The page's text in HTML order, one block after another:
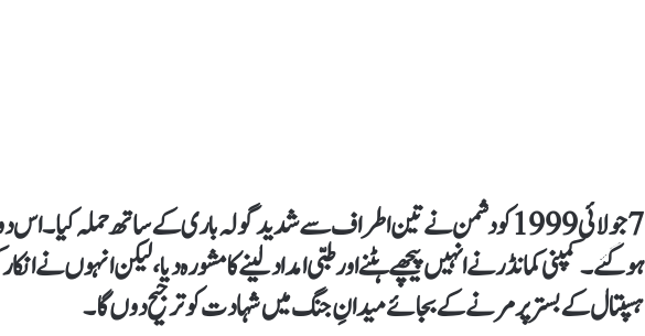
7 جولائی 1999 کو دشمن نے تین اطراف سے شدید گولہ باری کے ساتھ حملہ
ہو گئے۔ کمپنی کمانڈر نے انہیں پیچھے ہٹنے اور طبی امداد لینے کا مشورہ دیا، لیکن انہوں نے
ہسپتال کے بستر پر مرنے کے بجائے میدانِ جنگ میں شہادت کو ترجیح دوں گا۔